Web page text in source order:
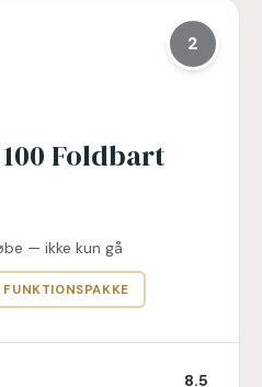
2
Foldbart
— ikke kun gå
FUNKTIONSPAKKE
8.5